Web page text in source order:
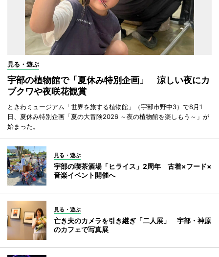
見る・遊ぶ
宇部の植物館で「夏休み特別企画」 涼しい夜にカ
ブクワや夜咲花観賞
ときわミュージアム「世界を旅する植物館」（宇部市野中3）で8月1
日、夏休み特別企画「夏の大冒険2026 ～夜の植物館を楽しもう～」が
始まった。
見る・遊ぶ
宇部の喫茶酒場「ヒライス」2周年 古着×フード×
音楽イベント開催へ
見る・遊ぶ
亡き夫のカメラを引き継ぎ「二人展」 宇部・神原
のカフェで写真展